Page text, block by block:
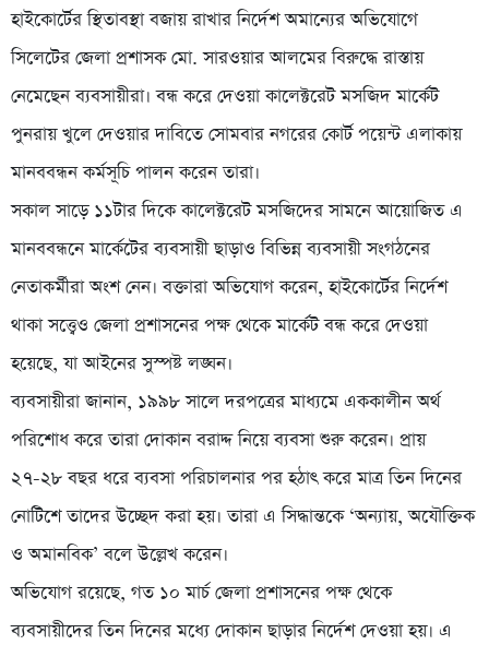
হাইকোর্টের স্থিতাবস্থা বজায় রাখার নির্দেশ অমান্যের অভিযোগে
সিলেটের জেলা প্রশাসক মো. সারওয়ার আলমের বিরুদ্ধে রাস্তায়
নেমেছেন ব্যবসায়ীরা। বন্ধ করে দেওয়া কালেক্টরেট মসজিদ মার্কেট
পুনরায় খুলে দেওয়ার দাবিতে সোমবার নগরের কোর্ট পয়েন্ট এলাকায়
মানববন্ধন কর্মসূচি পালন করেন তারা।
সকাল সাড়ে ১১টার দিকে কালেক্টরেট মসজিদের সামনে আয়োজিত এ
মানববন্ধনে মার্কেটের ব্যবসায়ী ছাড়াও বিভিন্ন ব্যবসায়ী সংগঠনের
নেতাকর্মীরা অংশ নেন। বক্তারা অভিযোগ করেন, হাইকোর্টের নির্দেশ
থাকা সত্ত্বেও জেলা প্রশাসনের পক্ষ থেকে মার্কেট বন্ধ করে দেওয়া
হয়েছে, যা আইনের সুস্পষ্ট লঙ্ঘন।
ব্যবসায়ীরা জানান, ১৯৯৮ সালে দরপত্রের মাধ্যমে এককালীন অর্থ
পরিশোধ করে তারা দোকান বরাদ্দ নিয়ে ব্যবসা শুরু করেন। প্রায়
২৭-২৮ বছর ধরে ব্যবসা পরিচালনার পর হঠাৎ করে মাত্র তিন দিনের
নোটিশে তাদের উচ্ছেদ করা হয়। তারা এ সিদ্ধান্তকে ‘অন্যায়, অযৌক্তিক
ও অমানবিক’ বলে উল্লেখ করেন।
অভিযোগ রয়েছে, গত ১০ মার্চ জেলা প্রশাসনের পক্ষ থেকে
ব্যবসায়ীদের তিন দিনের মধ্যে দোকান ছাড়ার নির্দেশ দেওয়া হয়। এ